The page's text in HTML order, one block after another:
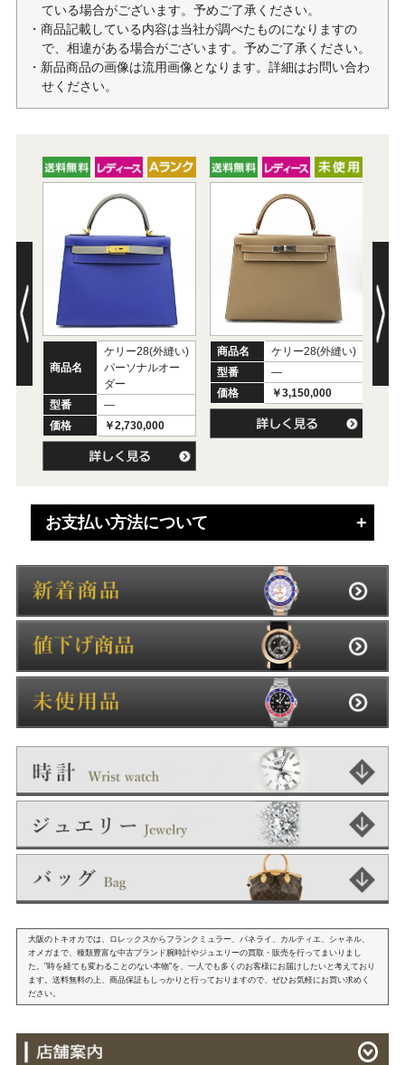
ている場合がございます。予めご了承ください。
・商品記載している内容は当社が調べたものになりますの
で、相違がある場合がございます。予めご了承ください。
・新品商品の画像は流用画像となります。詳細はお問い合わ
せください。
商品名
ケリー28(外縫い)
パーソナルオー
ダー
型番
―
価格
￥2,730,000
商品名
ケリー28(外縫い)
型番
―
価格
￥3,150,000
お支払い方法について
大阪のトキオカでは、ロレックスからフランクミュラー、パネライ、カルティエ、シャネル、
オメガまで、種類豊富な中古ブランド腕時計やジュエリーの買取・販売を行ってまいりまし
た。"時を経ても変わることのない本物"を、一人でも多くのお客様にお届けしたいと考えており
ます。送料無料の上、商品保証もしっかりと行っておりますので、ぜひお気軽にお買い求めく
ださい。